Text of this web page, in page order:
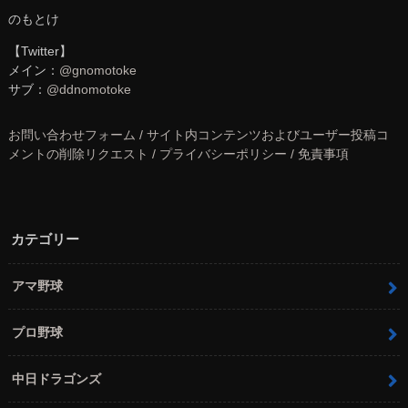
のもとけ
【Twitter】
メイン： @gnomotoke
サブ： @ddnomotoke
お問い合わせフォーム / サイト内コンテンツおよびユーザー投稿コ
メントの削除リクエスト / プライバシーポリシー / 免責事項
カテゴリー
アマ野球
プロ野球
中日ドラゴンズ